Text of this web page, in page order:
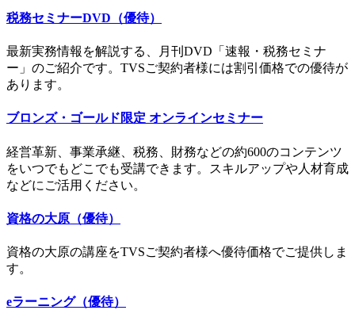
税務セミナーDVD（優待）
最新実務情報を解説する、月刊DVD「速報・税務セミナ
ー」のご紹介です。TVSご契約者様には割引価格での優待が
あります。
ブロンズ・ゴールド限定 オンラインセミナー
経営革新、事業承継、税務、財務などの約600のコンテンツ
をいつでもどこでも受講できます。スキルアップや人材育成
などにご活用ください。
資格の大原（優待）
資格の大原の講座をTVSご契約者様へ優待価格でご提供しま
す。
eラーニング（優待）